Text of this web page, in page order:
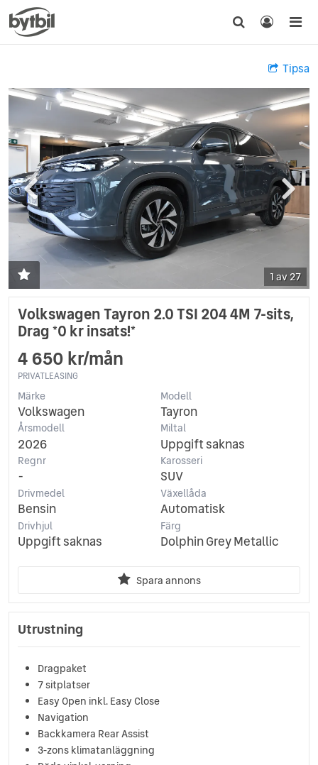
Tipsa
1 av 27
Volkswagen Tayron 2.0 TSI 204 4M 7-sits,
Drag *0 kr insats!*
4 650 kr/mån
PRIVATLEASING
Märke
Volkswagen
Modell
Tayron
Årsmodell
2026
Miltal
Uppgift saknas
Regnr
-
Karosseri
SUV
Drivmedel
Bensin
Växellåda
Automatisk
Drivhjul
Uppgift saknas
Färg
Dolphin Grey Metallic
Spara annons
Utrustning
Dragpaket
7 sitplatser
Easy Open inkl. Easy Close
Navigation
Backkamera Rear Assist
3-zons klimatanläggning